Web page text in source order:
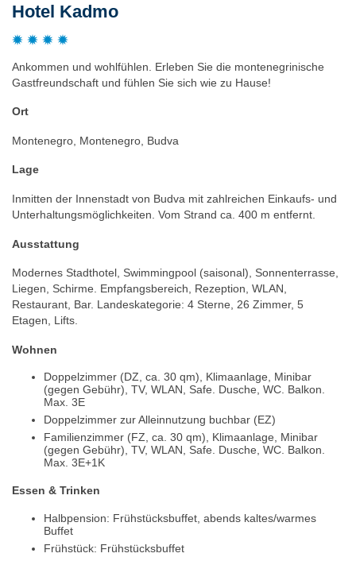
Hotel Kadmo
Ankommen und wohlfühlen. Erleben Sie die montenegrinische
Gastfreundschaft und fühlen Sie sich wie zu Hause!
Ort
Montenegro, Montenegro, Budva
Lage
Inmitten der Innenstadt von Budva mit zahlreichen Einkaufs- und
Unterhaltungsmöglichkeiten. Vom Strand ca. 400 m entfernt.
Ausstattung
Modernes Stadthotel, Swimmingpool (saisonal), Sonnenterrasse,
Liegen, Schirme. Empfangsbereich, Rezeption, WLAN,
Restaurant, Bar. Landeskategorie: 4 Sterne, 26 Zimmer, 5
Etagen, Lifts.
Wohnen
Doppelzimmer (DZ, ca. 30 qm), Klimaanlage, Minibar
(gegen Gebühr), TV, WLAN, Safe. Dusche, WC. Balkon.
Max. 3E
Doppelzimmer zur Alleinnutzung buchbar (EZ)
Familienzimmer (FZ, ca. 30 qm), Klimaanlage, Minibar
(gegen Gebühr), TV, WLAN, Safe. Dusche, WC. Balkon.
Max. 3E+1K
Essen & Trinken
Halbpension: Frühstücksbuffet, abends kaltes/warmes
Buffet
Frühstück: Frühstücksbuffet